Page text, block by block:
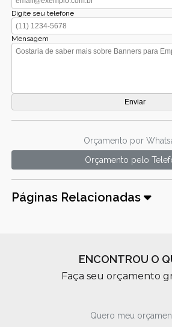
Digite seu telefone
Mensagem
Orçamento por
Orçamento pelo
Páginas Relacionadas
ENCONTROU O
Faça seu orçamento
Quero meu